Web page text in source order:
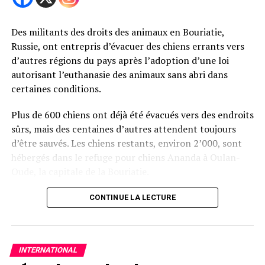
Des militants des droits des animaux en Bouriatie,
Russie, ont entrepris d’évacuer des chiens errants vers
d’autres régions du pays après l’adoption d’une loi
autorisant l’euthanasie des animaux sans abri dans
certaines conditions.
Plus de 600 chiens ont déjà été évacués vers des endroits
sûrs, mais des centaines d’autres attendent toujours
d’être sauvés. Les chiens restants, environ 2’000, sont
hébergés dans le refuge pour chiens Ananda à Oulan-
L’année précédente, le président Vladimir Poutine a
signé une loi permettant aux régions russes de fixer
leurs propres règles concernant le sort des animaux
parlement de Bouriatie a adopté une loi autorisant
CONTINUE LA LECTURE
INTERNATIONAL